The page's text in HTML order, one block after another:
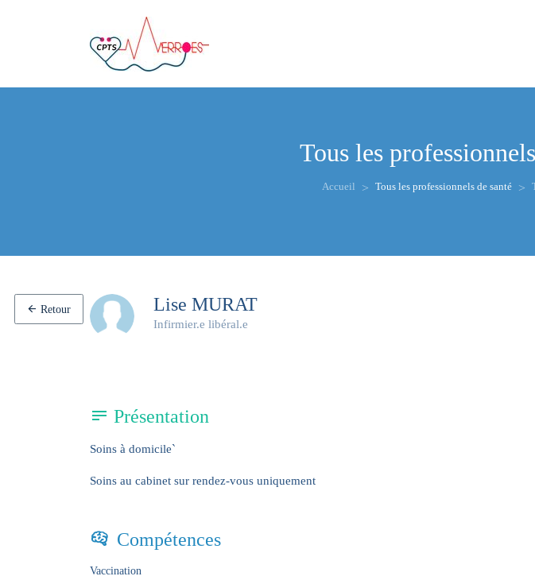
Tous les
Accueil Tous les professionnels de santé
Retour Lise MURAT
Infirmier.e libéral.e
Présentation
Soins à domicile`
Soins au cabinet sur rendez-vous uniquement
Compétences
Vaccination